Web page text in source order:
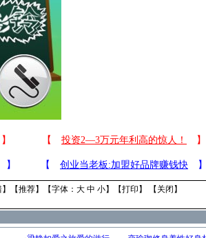
】【推荐】【字体： 大 中 小】【打印 】 【 关闭 】